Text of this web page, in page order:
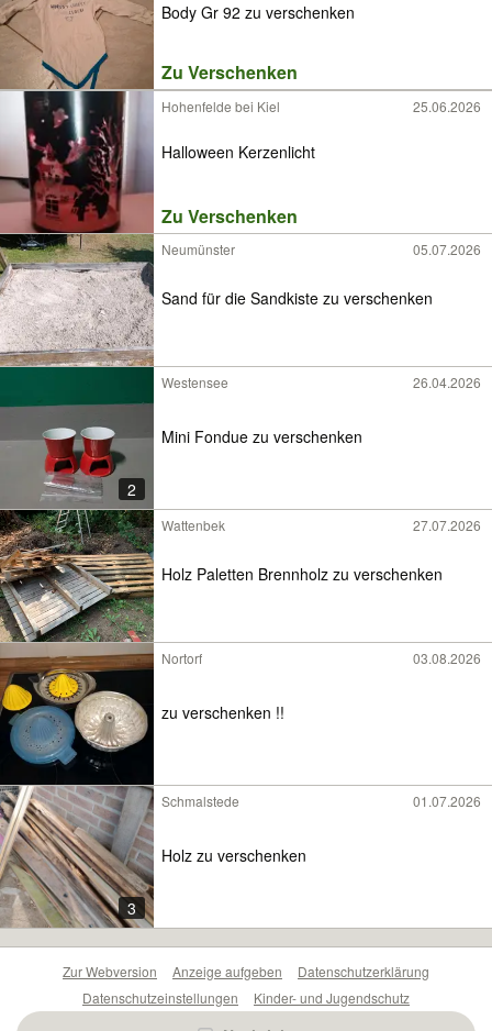
Body Gr 92 zu verschenken
Zu Verschenken
Hohenfelde bei Kiel 25.06.2026
Halloween Kerzenlicht
Zu Verschenken
Neumünster 05.07.2026
Sand für die Sandkiste zu verschenken
2
Westensee 26.04.2026
Mini Fondue zu verschenken
Wattenbek 27.07.2026
Holz Paletten Brennholz zu verschenken
Nortorf 03.08.2026
zu verschenken !!
3
Schmalstede 01.07.2026
Holz zu verschenken
Zur Webversion Anzeige aufgeben
Datenschutzerklärung
Datenschutzeinstellungen
Kinder- und Jugendschutz
Barrierefreiheitserklärung